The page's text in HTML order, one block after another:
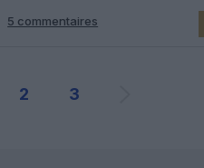
Las Vegas. Celle vers Miami reste
début mai, mais la liaison vers
jour le mois prochain à disparu
5 commentaires
2 3